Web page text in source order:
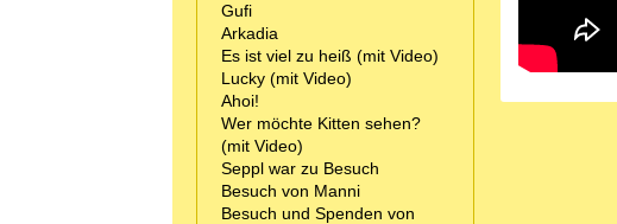
Gufi
Arkadia
Es ist viel zu heiß (mit Video)
Lucky (mit Video)
Ahoi!
Wer möchte Kitten sehen?
(mit Video)
Seppl war zu Besuch
Besuch von Manni
Besuch und Spenden von